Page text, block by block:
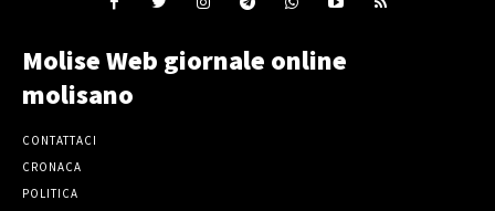
Molise Web giornale online
molisano
CONTATTACI
CRONACA
POLITICA